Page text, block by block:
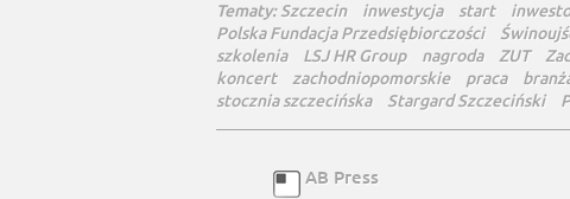
Tematy:Szczecin inwestycja start
Polska Fundacja Przedsiębiorczości
szkolenia
LSJ HR Group nagroda ZUT
koncert
zachodniopomorskie praca
stocznia szczecińska
Stargard Szczeciński
AB Press